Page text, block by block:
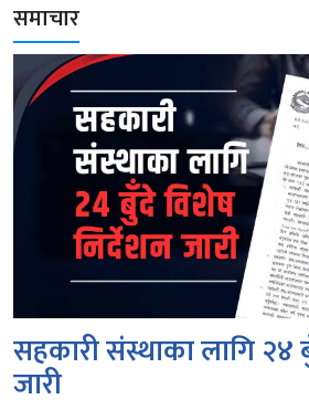
समाचार
सहकारी संस्थाका लागि २४
जारी